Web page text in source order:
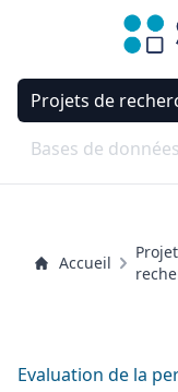
Projets de
Bases de données
Accueil
Evaluation de la